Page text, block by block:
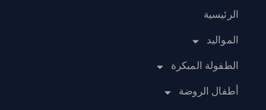
الرئيسية
المواليد
الطفولة المبكرة
أطفال الروضة